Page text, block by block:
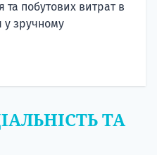
побутових витрат в
у зручному
ТА